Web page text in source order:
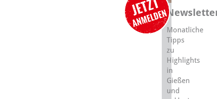
Monatliche
Tipps
zu
Highlights
in
Gießen
und